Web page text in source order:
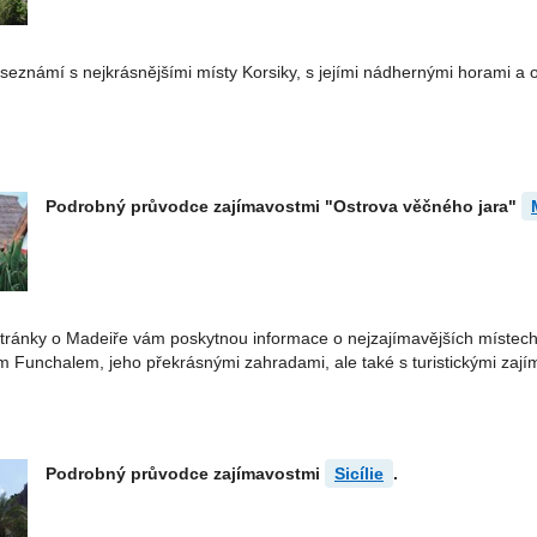
s nejkrásnějšími místy Korsiky, s jejími nádhernými horami
Podrobný průvodce zajímavostmi "Ostrova věčného jara"
o Madeiře vám poskytnou informace o nejzajímavějších
Funchalem, jeho překrásnými zahradami, ale také s turistickými
Podrobný průvodce zajímavostmi Sicílie .